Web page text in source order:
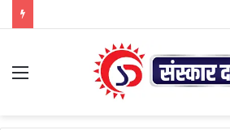
Menu